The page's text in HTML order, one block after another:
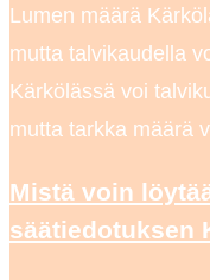
Lumen määrä
mutta talvikaudella
Kärkölässä voi
mutta tarkka määrä
Mistä voin
säätiedotuksen